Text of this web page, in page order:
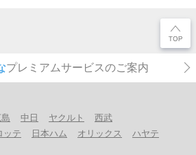
プレミアムサービスのご案内
中日 ヤクルト
西武
ッテ 日本ハム オリックス
ハヤテ